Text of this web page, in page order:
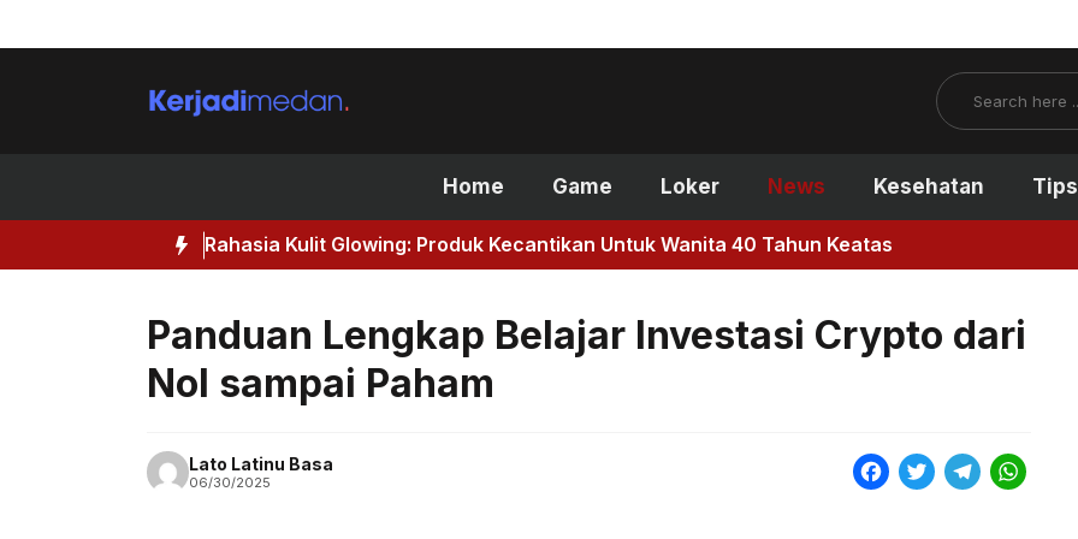
to
Search
Home Game Loker News Kesehatan Tips
Rahasia Kulit Glowing: Produk Kecantikan Untuk Wanita 40 Tahun Keatas
Panduan Lengkap Belajar Investasi Crypto dari
Nol sampai Paham
Lato Latinu Basa
06/30/2025
F
T
T
W